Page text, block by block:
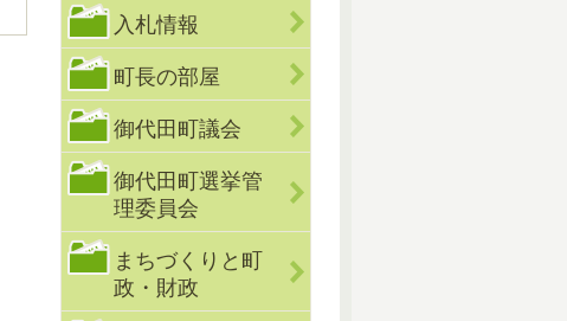
入札情報
町長の部屋
御代田町議会
御代田町選挙管
理委員会
まちづくりと町
政・財政